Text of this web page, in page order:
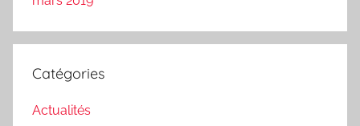
Catégories
Actualités